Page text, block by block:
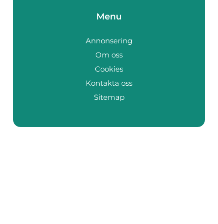
Menu
Annonsering
Om oss
Cookies
Kontakta oss
Sitemap